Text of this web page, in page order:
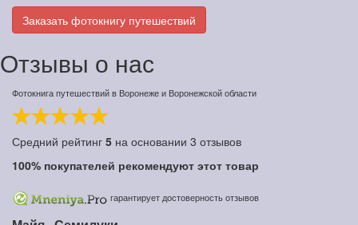
Заказать фотокнигу путешествий
Отзывы о нас
Фотокнига путешествий в Воронеже и Воронежской области
Средний рейтинг 5 на основании 3 отзывов
100% покупателей рекомендуют этот товар
гарантирует достоверность отзывов